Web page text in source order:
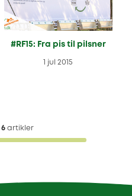
#RF15: Fra pis til pilsner
1 jul 2015
6artikler